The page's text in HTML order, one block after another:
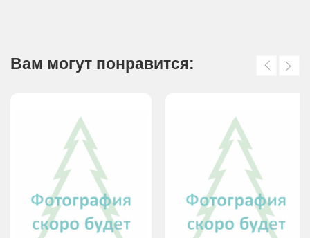
Вам могут понравится:
РЕКВИЗИТЫ
ПАРТНЕРАМ
КОНТАКТЫ
СЕРТИФИКАТЫ